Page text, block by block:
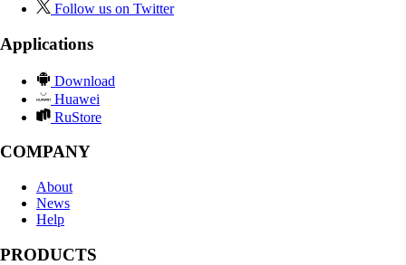
Follow us on Twitter
Applications
Download
Huawei
RuStore
COMPANY
About
News
Help
PRODUCTS